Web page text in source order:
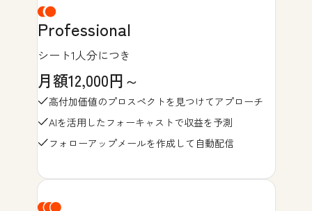
Professional
シート1人分につき
月額12,000円～
高付加価値のプロスペクトを見つけてアプローチ
AIを活用したフォーキャストで収益を予測
フォローアップメールを作成して自動配信